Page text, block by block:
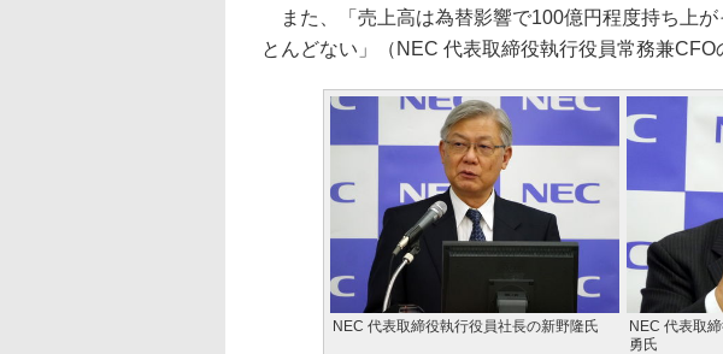
また、「売上高は為替影響で100億円程度持ち上が
とんどない」（NEC 代表取締役執行役員常務兼CFO
NEC 代表取締役執行役員社長の新野隆氏
NEC 代表取
勇氏